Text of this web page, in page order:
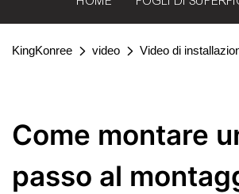
KingKonree video Video di
Come montare
passo al